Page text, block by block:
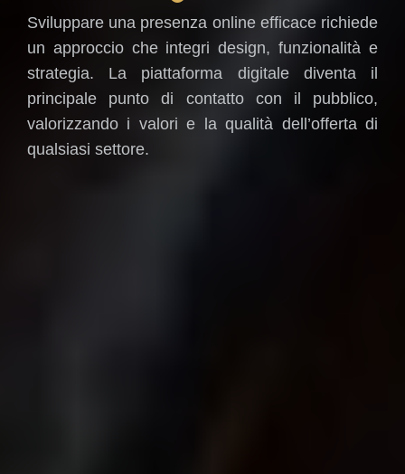
Sviluppare una presenza online efficace richiede
un approccio che integri design, funzionalità e
strategia. La piattaforma digitale diventa il
principale punto di contatto con il pubblico,
valorizzando i valori e la qualità dell’offerta di
qualsiasi settore.